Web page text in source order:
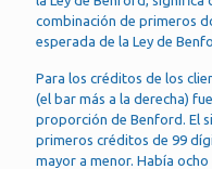
combinación de primeros
esperada de la Ley de
Para los créditos de los
(el bar más a la derecha)
proporción de Benford. El
primeros créditos de 99
mayor a menor. Había